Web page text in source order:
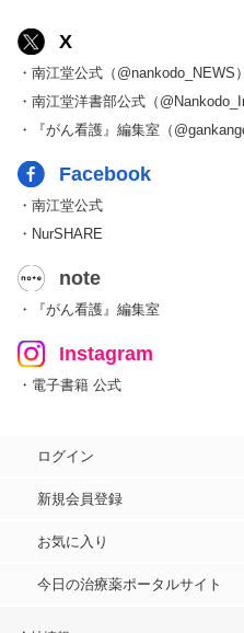
X
・南江堂公式（@nankodo_NEWS）
・南江堂洋書部公式（
・『がん看護』編集室（
Facebook
・南江堂公式
・NurSHARE
note
・『がん看護』編集室
Instagram
・電子書籍 公式
ログイン
新規会員登録
お気に入り
今日の治療薬ポータルサイト